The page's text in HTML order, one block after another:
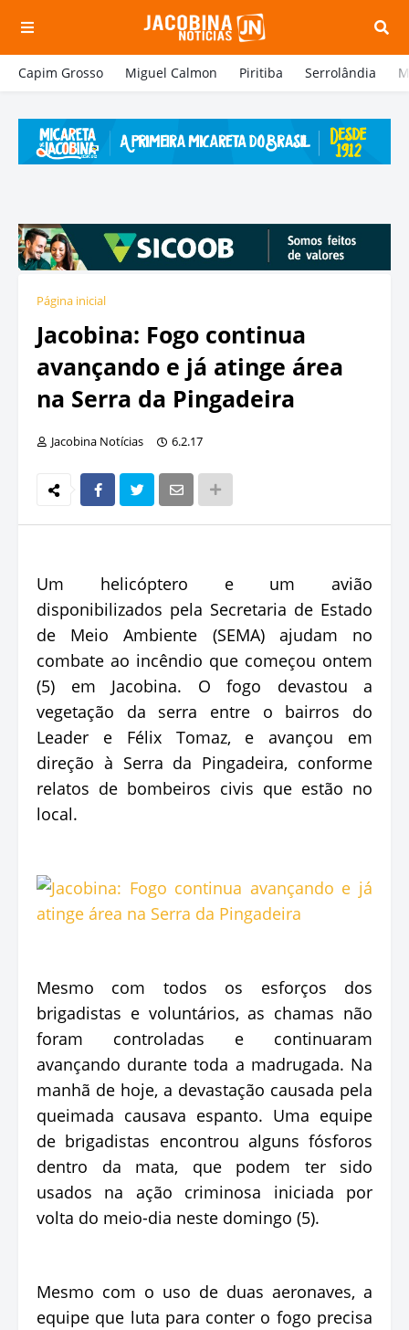
Capim Grosso Miguel Calmon Piritiba Serrolândia
Página inicial
Jacobina: Fogo continua
avançando e já atinge área
na Serra da Pingadeira
Jacobina Notícias 6.2.17
Um helicóptero e um avião
disponibilizados pela Secretaria de Estado
de Meio Ambiente (SEMA) ajudam no
combate ao incêndio que começou ontem
(5) em Jacobina. O fogo devastou a
vegetação da serra entre o bairros do
Leader e Félix Tomaz, e avançou em
direção à Serra da Pingadeira, conforme
relatos de bombeiros civis que estão no
local.
Mesmo com todos os esforços dos
brigadistas e voluntários, as chamas não
foram controladas e continuaram
avançando durante toda a madrugada. Na
manhã de hoje, a devastação causada pela
queimada causava espanto. Uma equipe
de brigadistas encontrou alguns fósforos
dentro da mata, que podem ter sido
usados na ação criminosa iniciada por
volta do meio-dia neste domingo (5).
Mesmo com o uso de duas aeronaves, a
equipe que luta para conter o fogo precisa